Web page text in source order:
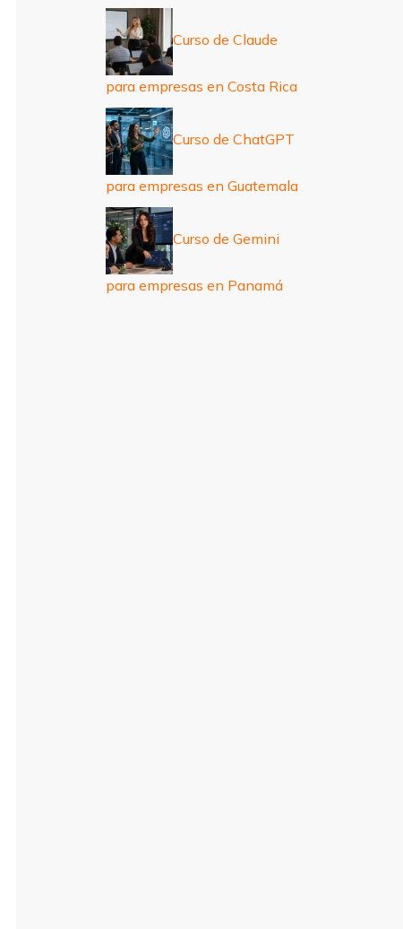
Curso de Claude
para empresas en Costa Rica
Curso de ChatGPT
para empresas en Guatemala
Curso de Gemini
para empresas en Panamá